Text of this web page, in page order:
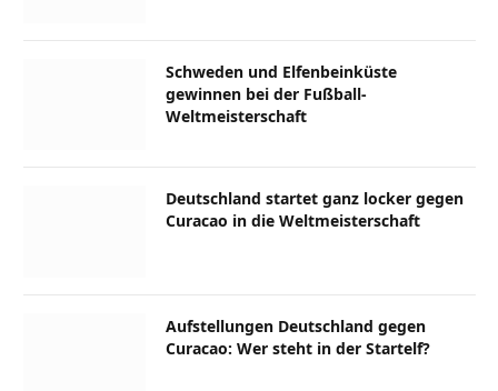
Schweden und Elfenbeinküste
gewinnen bei der Fußball-
Weltmeisterschaft
Deutschland startet ganz locker gegen
Curacao in die Weltmeisterschaft
Aufstellungen Deutschland gegen
Curacao: Wer steht in der Startelf?